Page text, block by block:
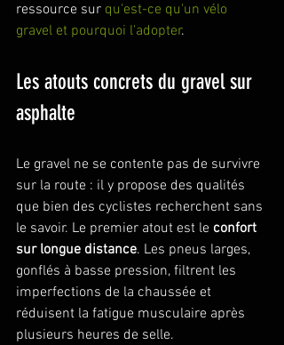
ressource sur qu'est-ce qu'un vélo
gravel et pourquoi l'adopter.
Les atouts concrets du gravel sur
asphalte
Le gravel ne se contente pas de survivre
sur la route : il y propose des qualités
que bien des cyclistes recherchent sans
le savoir. Le premier atout est le confort
sur longue distance. Les pneus larges,
gonflés à basse pression, filtrent les
imperfections de la chaussée et
réduisent la fatigue musculaire après
plusieurs heures de selle.